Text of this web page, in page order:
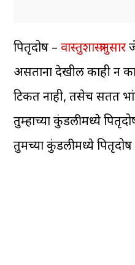
पितृदोष – वास्तुशास्त्रानुसार
असताना देखील काही न
टिकत नाही, तसेच सतत
तुम्हाच्या कुंडलीमध्ये
तुमच्या कुंडलीमध्ये पितृदोष